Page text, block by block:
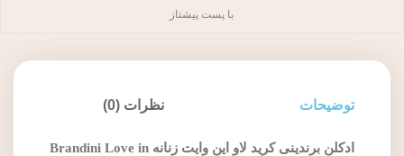
با پست پیشتاز
توضیحات نظرات (0)
ادکلن برندینی کرید لاو این وایت زنانه Brandini Love in